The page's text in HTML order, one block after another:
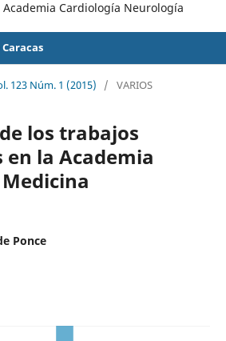
Cardiología Neurología
123 Núm. 1 (2015) / VARIOS
los trabajos
la Academia
Ponce